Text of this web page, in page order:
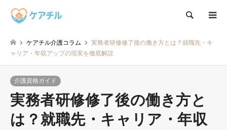
検索
ケアチル介護コラム
実務者研修修了後の働き方とは？就職先・キ
ャリア・年収アップの現実を徹底解説
介護資格ガイド
実務者研修修了後の働き方と
は？就職先・キャリア・年収